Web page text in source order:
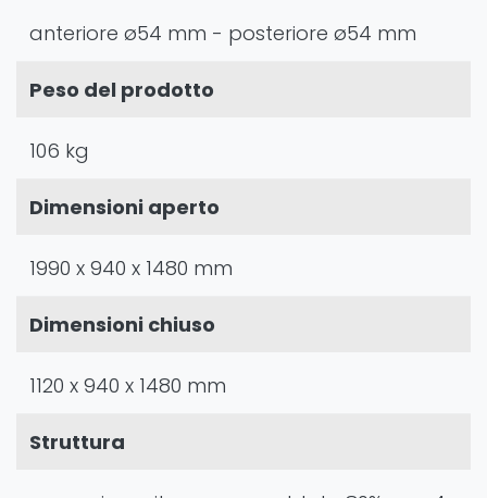
anteriore ø54 mm - posteriore ø54 mm
Peso del prodotto
106 kg
Dimensioni aperto
1990 x 940 x 1480 mm
Dimensioni chiuso
1120 x 940 x 1480 mm
Struttura